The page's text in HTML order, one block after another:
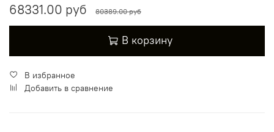
68331.00 руб 80389.00 руб
В корзину
В избранное
Добавить в сравнение